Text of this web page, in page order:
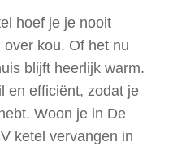
hoef je je nooit
kou. Of het nu
blijft heerlijk warm.
en efficiënt, zodat je
Woon je in De
ketel vervangen in